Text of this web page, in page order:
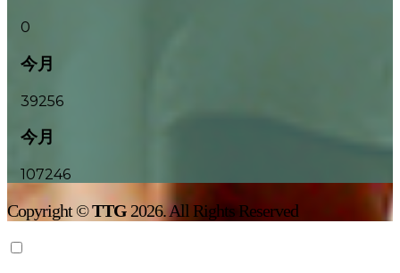
0
今月
39256
今月
107246
Copyright ©TTG 2026. All Rights Reserved